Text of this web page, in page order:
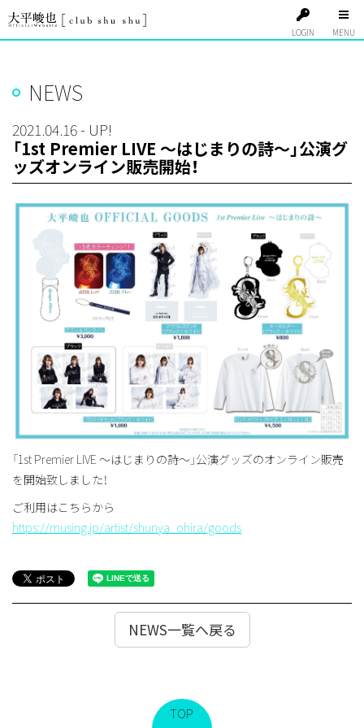
LOGIN
NEWS
2021.04.16 - UP!
「1st Premier LIVE ～はじまりの詩～」公演グ
ッズオンライン販売開始！
「1st Premier LIVE ～はじまりの詩～」公演グッズのオンライン販売
を開始致しました！
ご利用はこちらから
https://musing.jp/artist/shunya_ohira/goods
NEWS一覧へ戻る
TOP